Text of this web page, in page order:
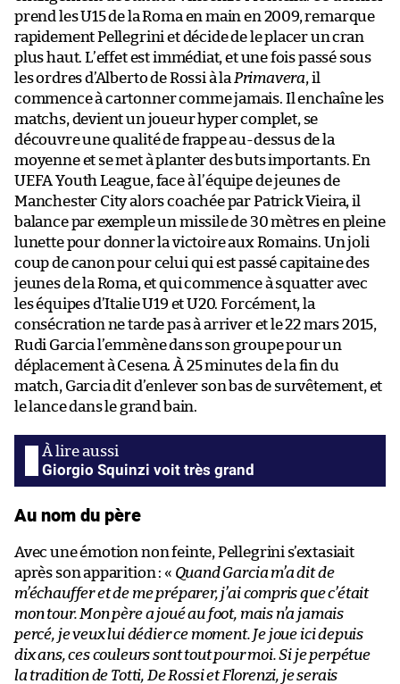
prend les U15 de la Roma en main en 2009, remarque
rapidement Pellegrini et décide de le placer un cran
plus haut. L’effet est immédiat, et une fois passé sous
les ordres d’Alberto de Rossi à la Primavera, il
commence à cartonner comme jamais. Il enchaîne les
matchs, devient un joueur hyper complet, se
découvre une qualité de frappe au-dessus de la
moyenne et se met à planter des buts importants. En
UEFA Youth League, face à l’équipe de jeunes de
Manchester City alors coachée par Patrick Vieira, il
balance par exemple un missile de 30 mètres en pleine
lunette pour donner la victoire aux Romains. Un joli
coup de canon pour celui qui est passé capitaine des
jeunes de la Roma, et qui commence à squatter avec
les équipes d’Italie U19 et U20. Forcément, la
consécration ne tarde pas à arriver et le 22 mars 2015,
Rudi Garcia l’emmène dans son groupe pour un
déplacement à Cesena. À 25 minutes de la fin du
match, Garcia dit d’enlever son bas de survêtement, et
le lance dans le grand bain.
Giorgio Squinzi voit très grand
Au nom du père
Avec une émotion non feinte, Pellegrini s’extasiait
après son apparition : « Quand Garcia m’a dit de
m’échauffer et de me préparer, j’ai compris que c’était
mon tour. Mon père a joué au foot, mais n’a jamais
percé, je veux lui dédier ce moment. Je joue ici depuis
dix ans, ces couleurs sont tout pour moi. Si je perpétue
la tradition de Totti, De Rossi et Florenzi, je serais